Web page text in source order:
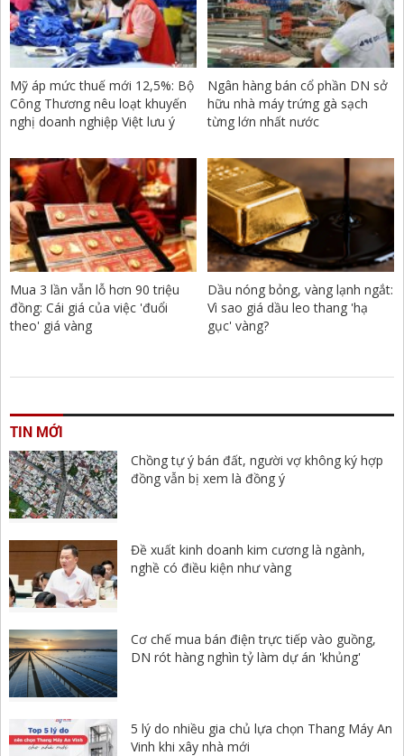
Mỹ áp mức thuế mới 12,5%: Bộ
Công Thương nêu loạt khuyến
nghị doanh nghiệp Việt lưu ý
Ngân hàng bán cổ phần DN sở
hữu nhà máy trứng gà sạch
từng lớn nhất nước
Mua 3 lần vẫn lỗ hơn 90 triệu
đồng: Cái giá của việc 'đuổi
theo' giá vàng
Dầu nóng bỏng, vàng lạnh ngắt:
Vì sao giá dầu leo thang 'hạ
gục' vàng?
TIN MỚI
Chồng tự ý bán đất, người vợ không ký hợp
đồng vẫn bị xem là đồng ý
Đề xuất kinh doanh kim cương là ngành,
nghề có điều kiện như vàng
Cơ chế mua bán điện trực tiếp vào guồng,
DN rót hàng nghìn tỷ làm dự án 'khủng'
5 lý do nhiều gia chủ lựa chọn Thang Máy An
Vinh khi xây nhà mới